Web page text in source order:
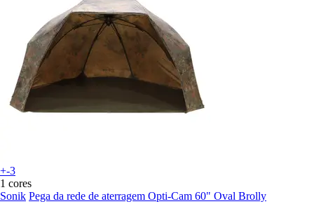
+-3
1 cores
Sonik Pega da rede de aterragem Opti-Cam 60" Oval Brolly